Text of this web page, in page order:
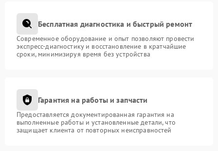
Бесплатная диагностика и быстрый ремонт
Современное оборудование и опыт позволяют провести
экспресс-диагностику и восстановление в кратчайшие
сроки, минимизируя время без устройства
Гарантия на работы и запчасти
Предоставляется документированная гарантия на
выполненные работы и установленные детали, что
защищает клиента от повторных неисправностей